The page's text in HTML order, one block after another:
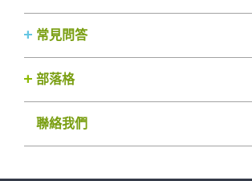
常見問答
部落格
聯絡我們